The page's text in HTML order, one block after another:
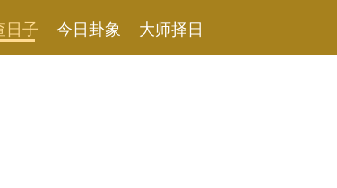
日子 今日卦象 大师择日